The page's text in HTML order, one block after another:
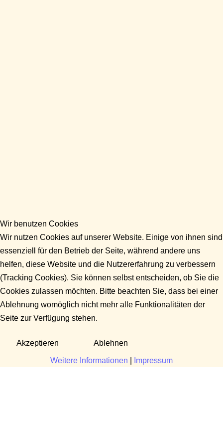
Wir benutzen Cookies
Wir nutzen Cookies auf unserer Website. Einige von ihnen sind
essenziell für den Betrieb der Seite, während andere uns
helfen, diese Website und die Nutzererfahrung zu verbessern
(Tracking Cookies). Sie können selbst entscheiden, ob Sie die
Cookies zulassen möchten. Bitte beachten Sie, dass bei einer
Ablehnung womöglich nicht mehr alle Funktionalitäten der
Seite zur Verfügung stehen.
Akzeptieren Ablehnen
Weitere Informationen Impressum